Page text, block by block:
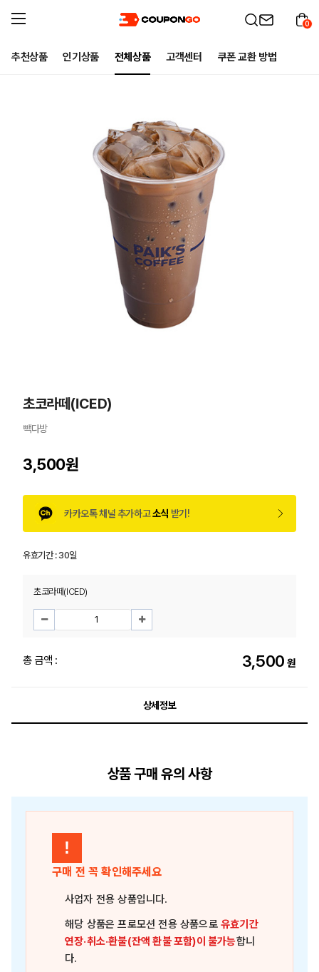
추천상품 인기상품 전체상품 고객센터 쿠폰 교환 방법
0
초코라떼(ICED)
빽다방
3,500원
카카오톡 채널 추가하고소식 받기!
유효기간 :30일
초코라떼(ICED)
총 금액 : 3,500 원
상세정보
상품 구매 유의 사항
!
구매 전 꼭 확인해주세요
사업자 전용 상품입니다.
해당 상품은프로모션 전용 상품으로유효기간
연장·취소·환불(잔액 환불 포함)이 불가능합니
다.